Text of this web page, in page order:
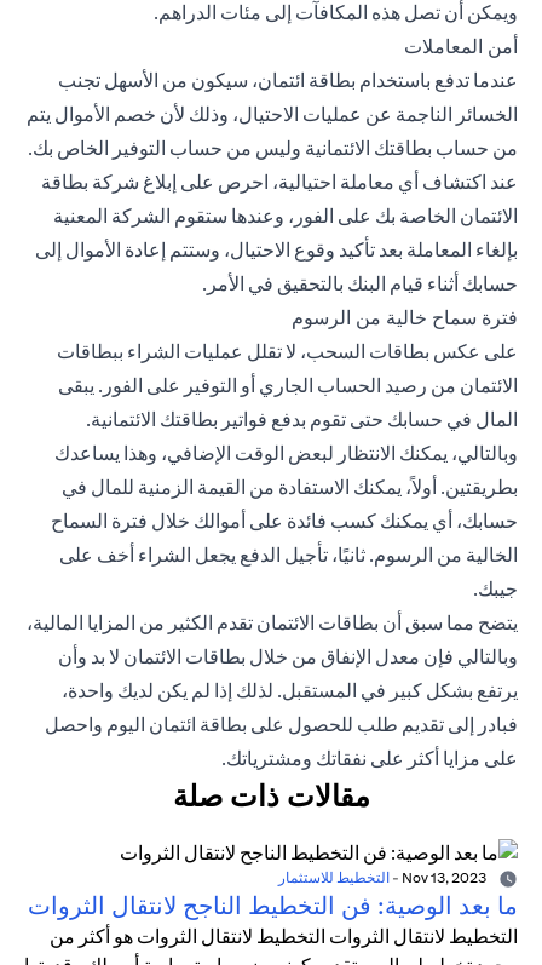
ويمكن أن تصل هذه المكافآت إلى مئات الدراهم.
أمن المعاملات
عندما تدفع باستخدام بطاقة ائتمان، سيكون من الأسهل تجنب
الخسائر الناجمة عن عمليات الاحتيال، وذلك لأن خصم الأموال يتم
من حساب بطاقتك الائتمانية وليس من حساب التوفير الخاص بك.
عند اكتشاف أي معاملة احتيالية، احرص على إبلاغ شركة بطاقة
الائتمان الخاصة بك على الفور، وعندها ستقوم الشركة المعنية
بإلغاء المعاملة بعد تأكيد وقوع الاحتيال، وستتم إعادة الأموال إلى
حسابك أثناء قيام البنك بالتحقيق في الأمر.
فترة سماح خالية من الرسوم
على عكس بطاقات السحب، لا تقلل عمليات الشراء ببطاقات
الائتمان من رصيد الحساب الجاري أو التوفير على الفور. يبقى
المال في حسابك حتى تقوم بدفع فواتير بطاقتك الائتمانية.
وبالتالي، يمكنك الانتظار لبعض الوقت الإضافي، وهذا يساعدك
بطريقتين. أولاً، يمكنك الاستفادة من القيمة الزمنية للمال في
حسابك، أي يمكنك كسب فائدة على أموالك خلال فترة السماح
الخالية من الرسوم. ثانيًا، تأجيل الدفع يجعل الشراء أخف على
جيبك.
يتضح مما سبق أن بطاقات الائتمان تقدم الكثير من المزايا المالية،
وبالتالي فإن معدل الإنفاق من خلال بطاقات الائتمان لا بد وأن
يرتفع بشكل كبير في المستقبل. لذلك إذا لم يكن لديك واحدة،
فبادر إلى تقديم طلب للحصول على بطاقة ائتمان اليوم واحصل
على مزايا أكثر على نفقاتك ومشترياتك.
مقالات ذات صلة
- التخطيط للاستثمار
ما بعد الوصية: فن التخطيط الناجح لانتقال الثروات
التخطيط لانتقال الثروات التخطيط لانتقال الثروات هو أكثر من